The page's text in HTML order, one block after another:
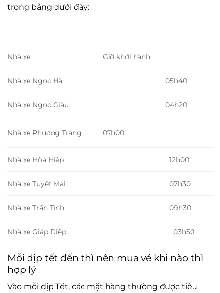
trong bảng dưới đây:
Nhà xe Giờ khởi hành
Nhà xe Ngọc Hà 05h40
Nhà xe Ngọc Giàu 04h20
Nhà xe Phương Trang 07h00
Nhà xe Hòa Hiệp 12h00
Nhà xe Tuyết Mai 07h30
Nhà xe Trần Tính 09h30
Nhà xe Giáp Diệp 03h50
Mỗi dịp tết đến thì nên mua vé khi nào thì
hợp lý
Vào mỗi dịp Tết, các mặt hàng thường được tiêu